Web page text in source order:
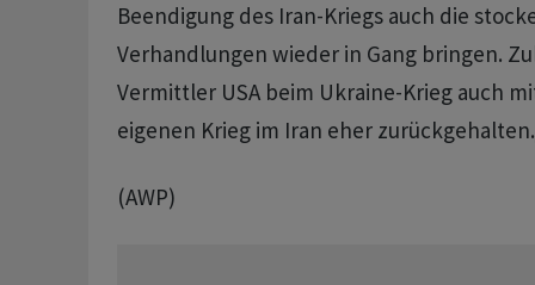
Beendigung des Iran-Kriegs auch die
Verhandlungen wieder in Gang bringen.
Vermittler USA beim Ukraine-Krieg auch
eigenen Krieg im Iran eher
(AWP)